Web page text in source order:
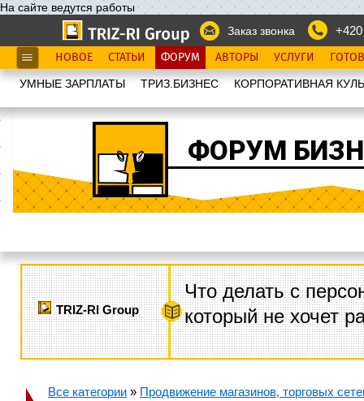
На сайте ведутся работы
Заказ звонка
НОВОЕ СТАТЬИ ФОРУМ АВТОРЫ УСЛУГИ
УМНЫЕ ЗАРПЛАТЫ ТРИЗ.БИЗНЕС КОРПОРАТИВНАЯ
ФОРУМ
TRIZ-RI Group
Что делать с
который не хочет
Все категории » Продвижение магазинов, торговых